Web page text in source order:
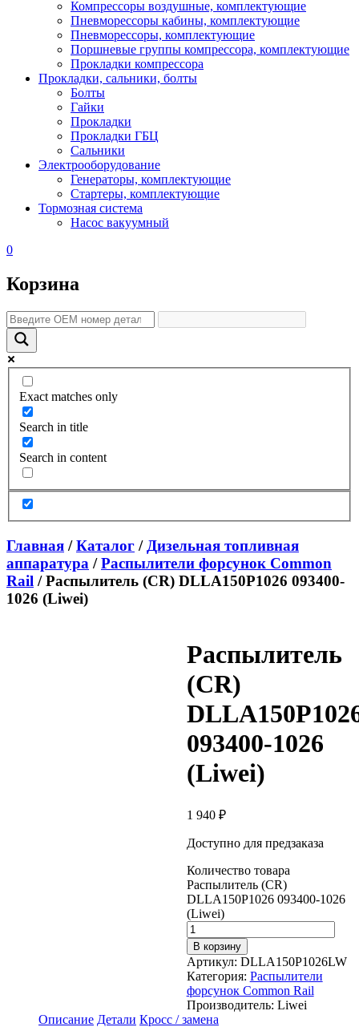
Компрессоры воздушные, комплектующие
Пневморессоры кабины, комплектующие
Пневморессоры, комплектующие
Поршневые группы компрессора, комплектующие
Прокладки компрессора
Прокладки, сальники, болты
Болты
Гайки
Прокладки
Прокладки ГБЦ
Сальники
Электрооборудование
Генераторы, комплектующие
Стартеры, комплектующие
Тормозная система
Насос вакуумный
0
Корзина
Exact matches only
Search in title
Search in content
Главная /Каталог / Дизельная топливная
аппаратура /Распылители форсунок Common
Rail / Распылитель (CR) DLLA150P1026 093400-
1026 (Liwei)
Распылитель
(CR)
093400-1026
(Liwei)
1 940 ₽
Доступно для предзаказа
Количество товара
Распылитель (CR)
DLLA150P1026 093400-1026
(Liwei)
В корзину
Артикул: DLLA150P1026LW
Категория: Распылители
форсунок Common Rail
Производитель: Liwei
Описание Детали Кросс / замена